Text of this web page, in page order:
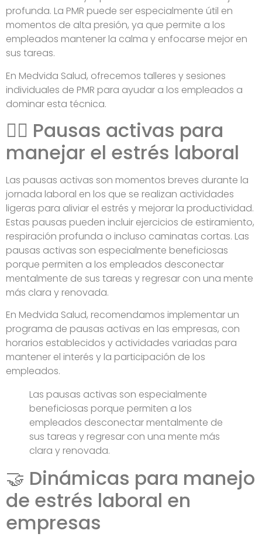
profunda. La PMR puede ser especialmente útil en
momentos de alta presión, ya que permite a los
empleados mantener la calma y enfocarse mejor en
sus tareas.
En Medvida Salud, ofrecemos talleres y sesiones
individuales de PMR para ayudar a los empleados a
dominar esta técnica.
🏃‍♂️ Pausas activas para
manejar el estrés laboral
Las pausas activas son momentos breves durante la
jornada laboral en los que se realizan actividades
ligeras para aliviar el estrés y mejorar la productividad.
Estas pausas pueden incluir ejercicios de estiramiento,
respiración profunda o incluso caminatas cortas. Las
pausas activas son especialmente beneficiosas
porque permiten a los empleados desconectar
mentalmente de sus tareas y regresar con una mente
más clara y renovada.
En Medvida Salud, recomendamos implementar un
programa de pausas activas en las empresas, con
horarios establecidos y actividades variadas para
mantener el interés y la participación de los
empleados.
Las pausas activas son especialmente
beneficiosas porque permiten a los
empleados desconectar mentalmente de
sus tareas y regresar con una mente más
clara y renovada.
🤝 Dinámicas para manejo
de estrés laboral en
empresas